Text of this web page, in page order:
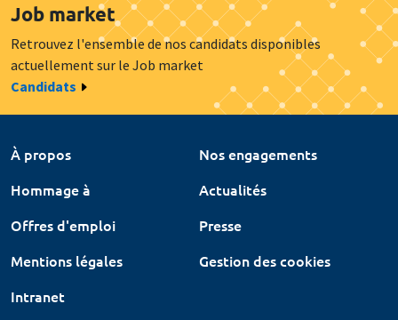
Job market
Retrouvez l'ensemble de nos candidats disponibles
actuellement sur le Job market
Candidats
À propos
Nos engagements
Hommage à
Actualités
Offres d'emploi
Presse
Mentions légales
Gestion des cookies
Intranet